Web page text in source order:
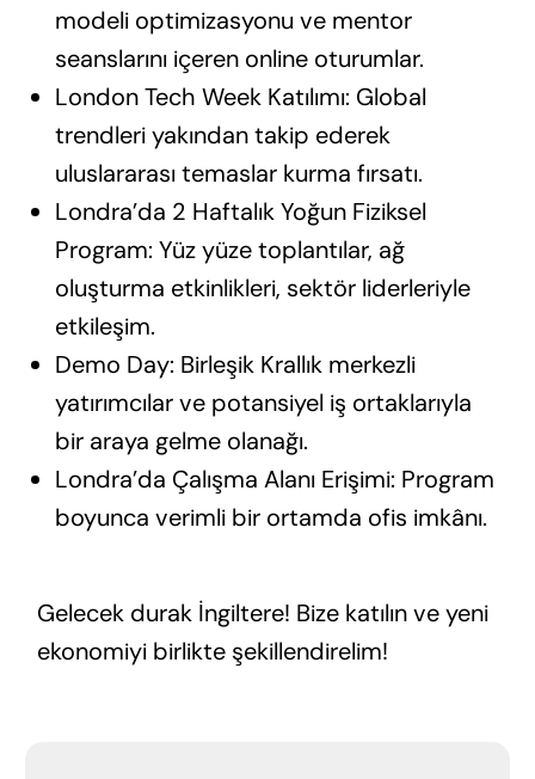
modeli optimizasyonu ve mentor
seanslarını içeren online oturumlar.
London Tech Week Katılımı: Global
trendleri yakından takip ederek
uluslararası temaslar kurma fırsatı.
Londra’da 2 Haftalık Yoğun Fiziksel
Program: Yüz yüze toplantılar, ağ
oluşturma etkinlikleri, sektör liderleriyle
etkileşim.
Demo Day: Birleşik Krallık merkezli
yatırımcılar ve potansiyel iş ortaklarıyla
bir araya gelme olanağı.
Londra’da Çalışma Alanı Erişimi: Program
boyunca verimli bir ortamda ofis imkânı.
Gelecek durak İngiltere! Bize katılın ve yeni
ekonomiyi birlikte şekillendirelim!